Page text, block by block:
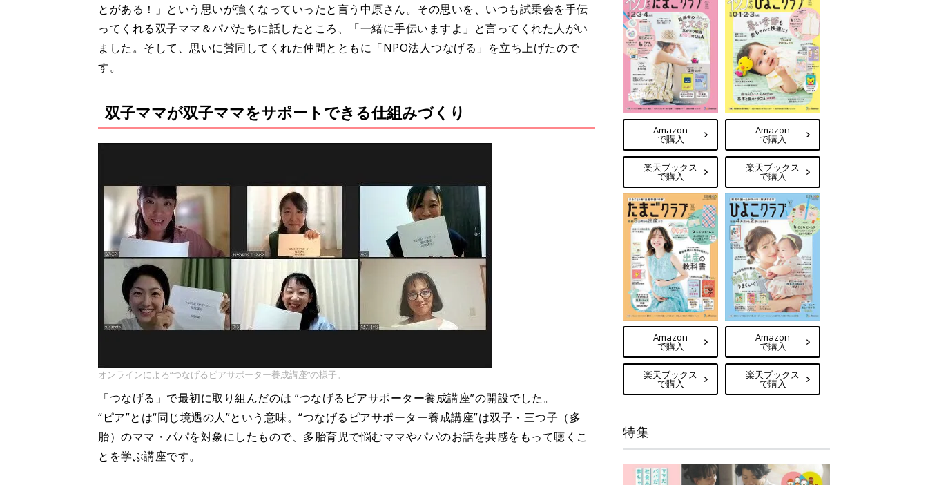
とがある！」という思いが強くなっていったと言う中原さん。その思いを、いつも試乗会を手伝
ってくれる双子ママ＆パパたちに話したところ、「一緒に手伝いますよ」と言ってくれた人がい
ました。そして、思いに賛同してくれた仲間とともに「NPO法人つなげる」を立ち上げたので
す。
双子ママが双子ママをサポートできる仕組みづくり
オンラインによる“つなげるピアサポーター養成講座”の様子。
「つなげる」で最初に取り組んだのは “つなげるピアサポーター養成講座”の開設でした。
“ピア”とは“同じ境遇の人”という意味。“つなげるピアサポーター養成講座”は双子・三つ子（多
胎）のママ・パパを対象にしたもので、多胎育児で悩むママやパパのお話を共感をもって聴くこ
とを学ぶ講座です。
Amazon
で購入
楽天ブックス
で購入
Amazon
で購入
楽天ブックス
で購入
Amazon
で購入
楽天ブックス
で購入
Amazon
で購入
楽天ブックス
で購入
特集